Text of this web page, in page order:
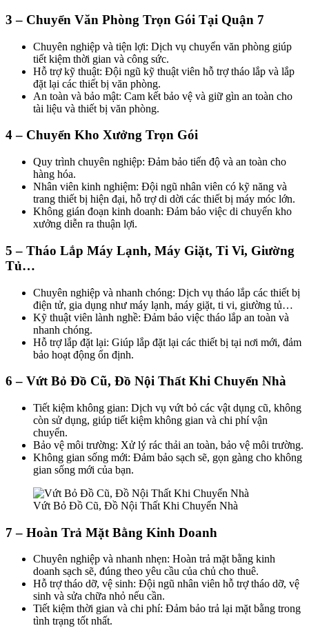
3 – Chuyển Văn Phòng Trọn Gói Tại Quận 7
Chuyên nghiệp và tiện lợi: Dịch vụ chuyển văn phòng giúp
tiết kiệm thời gian và công sức.
Hỗ trợ kỹ thuật: Đội ngũ kỹ thuật viên hỗ trợ tháo lắp và lắp
đặt lại các thiết bị văn phòng.
An toàn và bảo mật: Cam kết bảo vệ và giữ gìn an toàn cho
tài liệu và thiết bị văn phòng.
4 – Chuyển Kho Xưởng Trọn Gói
Quy trình chuyên nghiệp: Đảm bảo tiến độ và an toàn cho
hàng hóa.
Nhân viên kinh nghiệm: Đội ngũ nhân viên có kỹ năng và
trang thiết bị hiện đại, hỗ trợ di dời các thiết bị máy móc lớn.
Không gián đoạn kinh doanh: Đảm bảo việc di chuyển kho
xưởng diễn ra thuận lợi.
5 – Tháo Lắp Máy Lạnh, Máy Giặt, Ti Vi, Giường
Tủ…
Chuyên nghiệp và nhanh chóng: Dịch vụ tháo lắp các thiết bị
điện tử, gia dụng như máy lạnh, máy giặt, ti vi, giường tủ…
Kỹ thuật viên lành nghề: Đảm bảo việc tháo lắp an toàn và
nhanh chóng.
Hỗ trợ lắp đặt lại: Giúp lắp đặt lại các thiết bị tại nơi mới, đảm
bảo hoạt động ổn định.
6 – Vứt Bỏ Đồ Cũ, Đồ Nội Thất Khi Chuyển Nhà
Tiết kiệm không gian: Dịch vụ vứt bỏ các vật dụng cũ, không
còn sử dụng, giúp tiết kiệm không gian và chi phí vận
chuyển.
Bảo vệ môi trường: Xử lý rác thải an toàn, bảo vệ môi trường.
Không gian sống mới: Đảm bảo sạch sẽ, gọn gàng cho không
gian sống mới của bạn.
Vứt Bỏ Đồ Cũ, Đồ Nội Thất Khi Chuyển Nhà
7 – Hoàn Trả Mặt Bằng Kinh Doanh
Chuyên nghiệp và nhanh nhẹn: Hoàn trả mặt bằng kinh
doanh sạch sẽ, đúng theo yêu cầu của chủ cho thuê.
Hỗ trợ tháo dỡ, vệ sinh: Đội ngũ nhân viên hỗ trợ tháo dỡ, vệ
sinh và sửa chữa nhỏ nếu cần.
Tiết kiệm thời gian và chi phí: Đảm bảo trả lại mặt bằng trong
tình trạng tốt nhất.